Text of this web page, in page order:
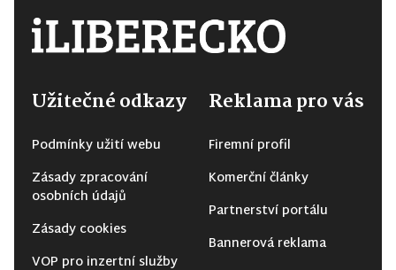
Užitečné odkazy
Podmínky užití webu
Zásady zpracování
osobních údajů
Zásady cookies
VOP pro inzertní služby
Reklama pro vás
Firemní profil
Komerční články
Partnerství portálu
Bannerová reklama